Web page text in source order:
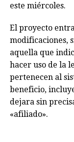
este miércoles.
El proyecto
modificaciones,
aquella que
hacer uso de la
pertenecen al
beneficio,
dejara sin
«afiliado».